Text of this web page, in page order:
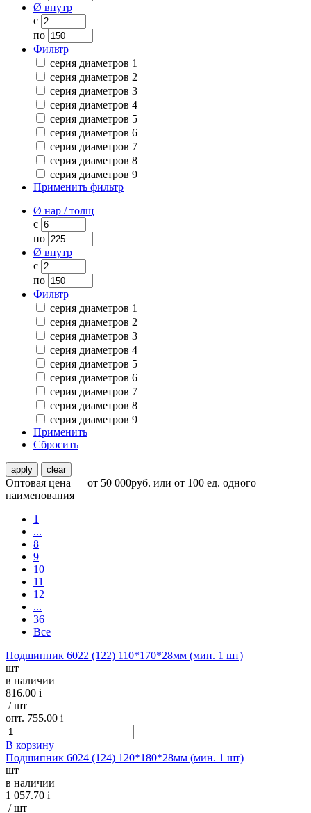
Ø внутр
с
по
Фильтр
серия диаметров 1
серия диаметров 2
серия диаметров 3
серия диаметров 4
серия диаметров 5
серия диаметров 6
серия диаметров 7
серия диаметров 8
серия диаметров 9
Применить фильтр
Ø нар / толщ
с
по
Ø внутр
с
по
Фильтр
серия диаметров 1
серия диаметров 2
серия диаметров 3
серия диаметров 4
серия диаметров 5
серия диаметров 6
серия диаметров 7
серия диаметров 8
серия диаметров 9
Применить
Сбросить
Оптовая цена — от 50 000руб. или от 100 ед. одного
наименования
1
...
8
9
10
11
12
...
36
Все
Подшипник 6022 (122) 110*170*28мм (мин. 1 шт)
шт
в наличии
816.00 i
/ шт
опт. 755.00 i
В корзину
Подшипник 6024 (124) 120*180*28мм (мин. 1 шт)
шт
в наличии
1 057.70 i
/ шт